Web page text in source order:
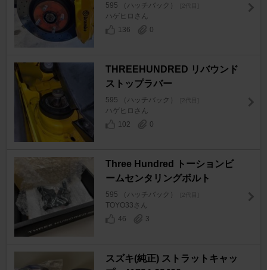
595 （ハッチバック） [2代目]
ハゲヒロさん
136
0
THREEHUNDRED リバウンド
ストップラバー
595 （ハッチバック） [2代目]
ハゲヒロさん
102
0
Three Hundred トーションビ
ームセンタリングボルト
595 （ハッチバック） [2代目]
TOYO33さん
46
3
スズキ(純正) ストラットキャッ